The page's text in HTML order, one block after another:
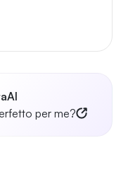
per me?